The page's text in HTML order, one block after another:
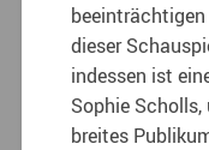
dieser
indessen ist
Sophie
breites